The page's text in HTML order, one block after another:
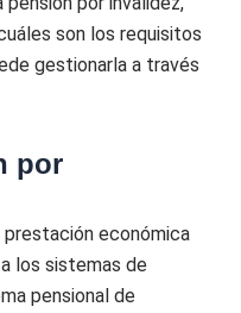
son los requisitos
gestionarla a través
por
prestación económica
los sistemas de
pensional de